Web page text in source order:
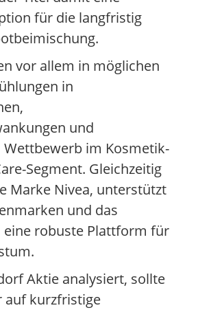
für die langfristig
vor allem in möglichen
in
und
im Kosmetik-
Segment. Gleichzeitig
Marke Nivea, unterstützt
und das
eine robuste Plattform für
Aktie analysiert, sollte
auf kurzfristige